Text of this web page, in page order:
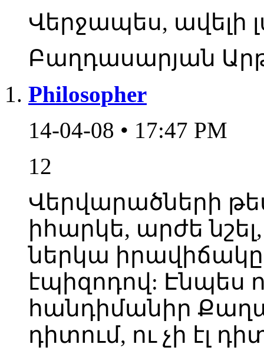
Վերջապես, ավելի
Բաղդասարյան
Philosopher
14-04-08 • 17:47 PM
12
Վերվարածների
իհարկե, արժե
ներկա իրավիճակը:
էպիզոդով: Էնպես
հանդիմանիր
դիտում, ու չի էլ